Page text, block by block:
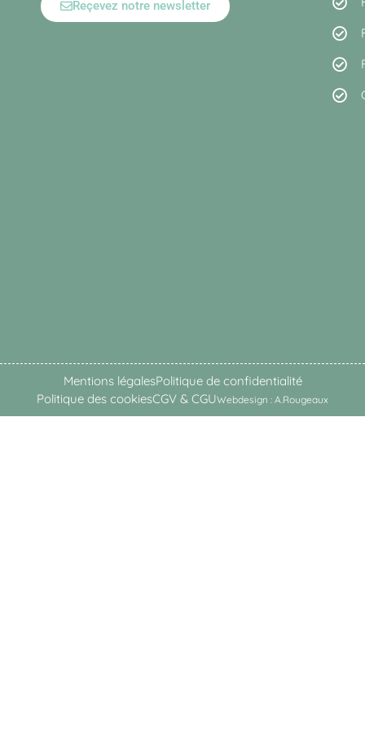
Reçevez notre newsletter
Mentions légalesPolitique de confidentialité
Politique des cookiesCGV & CGUWebdesign : A.Rougeaux